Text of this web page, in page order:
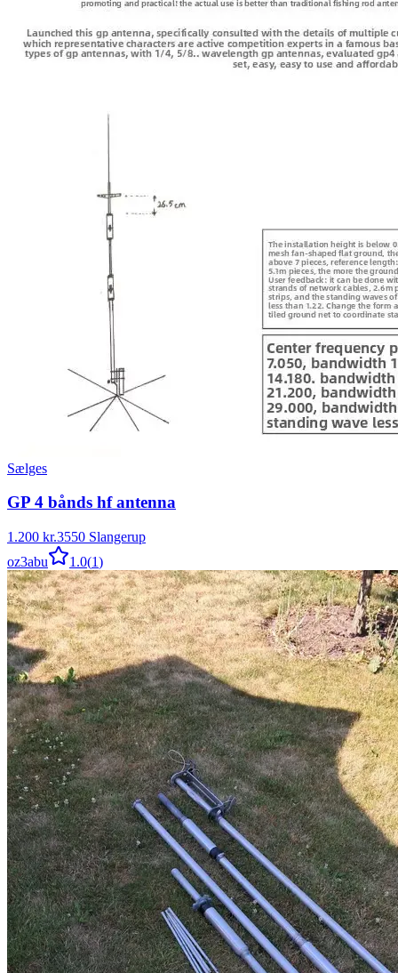
Sælges
GP 4 bånds hf antenna
1.200 kr.3550 Slangerup
oz3abu
1.0(1)